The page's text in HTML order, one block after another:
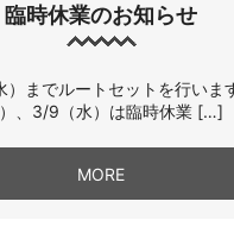
臨時休業のお知らせ
までルートセットを行いま
、3/9（水）は臨時休業 […]
MORE